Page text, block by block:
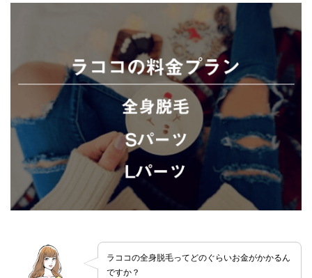
ラココの全身脱毛ってどのぐらいお金がかかるん
ですか？